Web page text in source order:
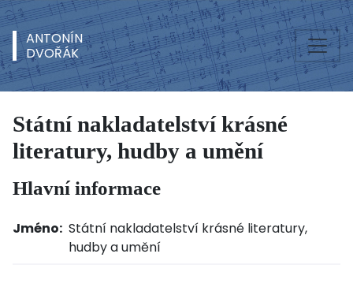
ANTONÍN
DVOŘÁK
Státní nakladatelství krásné
literatury, hudby a umění
Hlavní informace
Jméno: Státní nakladatelství krásné literatury,
hudby a umění